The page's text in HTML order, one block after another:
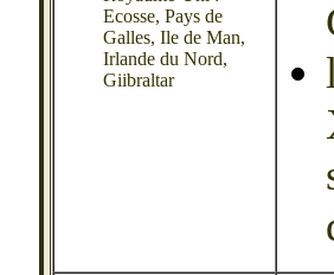
Ecosse, Pays de
Galles, Ile de Man,
Irlande du Nord,
Giibraltar